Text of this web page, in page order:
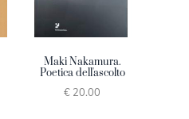
Maki Nakamura.
Poetica dell'ascolto
€ 20.00